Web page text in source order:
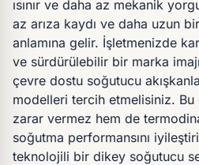
ısınır ve daha az mekanik
az arıza kaydı ve daha uzun
anlamına gelir. İşletmenizde
ve sürdürülebilir bir marka
çevre dostu soğutucu
modelleri tercih etmelisiniz.
zarar vermez hem de
soğutma performansını
teknolojili bir dikey soğutucu